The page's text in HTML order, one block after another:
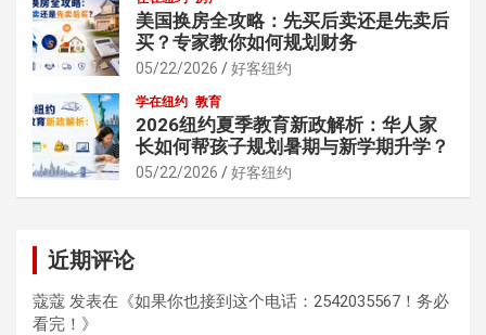
美国换房全攻略：先买后卖还是先卖后
买？专家教你如何规划财务
05/22/2026 好客纽约
学在纽约 教育
2026纽约夏季教育新政解析：华人家
长如何帮孩子规划暑期与新学期升学？
05/22/2026 好客纽约
近期评论
蔻蔻 发表在《如果你也接到这个电话：2542035567！务必
看完！ 》